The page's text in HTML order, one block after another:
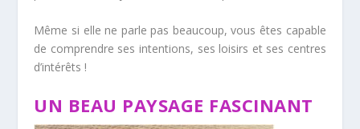
Même si elle ne parle pas beaucoup, vous êtes capable
de comprendre ses intentions, ses loisirs et ses centres
d’intérêts !
UN BEAU PAYSAGE FASCINANT